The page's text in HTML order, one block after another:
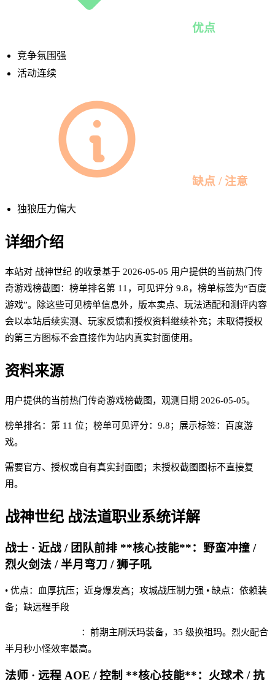
优点
竞争氛围强
活动连续
缺点 / 注意
独狼压力偏大
详细介绍
本站对 战神世纪 的收录基于 2026-05-05 用户提供的当前热门传
奇游戏榜截图：榜单排名第 11，可见评分 9.8，榜单标签为“百度
游戏”。除这些可见榜单信息外，版本卖点、玩法适配和测评内容
会以本站后续实测、玩家反馈和授权资料继续补充；未取得授权
的第三方图标不会直接作为站内真实封面使用。
资料来源
用户提供的当前热门传奇游戏榜截图 ，观测日期 2026-05-05。
榜单排名：第 11 位；榜单可见评分： 9.8；展示标签： 百度游
戏。
需要官方、授权或自有真实封面图；未授权截图图标不直接复
用。
战神世纪 战法道职业系统详解
战士 · 近战 / 团队前排 **核心技能**：野蛮冲撞 /
烈火剑法 / 半月弯刀 / 狮子吼
• 优点：血厚抗压；近身爆发高；攻城战压制力强 • 缺点：依赖装
备；缺远程手段
：前期主刷沃玛装备，35 级换祖玛。烈火配合
半月秒小怪效率最高。
法师 · 远程 AOE / 控制 **核心技能**：火球术 / 抗